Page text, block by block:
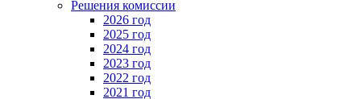
Решения комиссии
2026 год
2025 год
2024 год
2023 год
2022 год
2021 год